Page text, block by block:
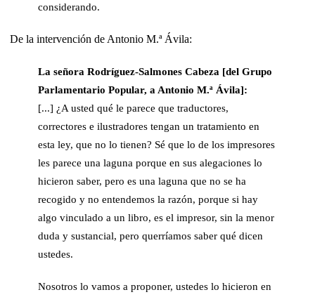
considerando.
De la intervención de Antonio M.ª Ávila:
La señora Rodríguez-Salmones Cabeza [del Grupo
Parlamentario Popular, a Antonio M.ª Ávila]:
[...] ¿A usted qué le parece que traductores,
correctores e ilustradores tengan un tratamiento en
esta ley, que no lo tienen? Sé que lo de los impresores
les parece una laguna porque en sus alegaciones lo
hicieron saber, pero es una laguna que no se ha
recogido y no entendemos la razón, porque si hay
algo vinculado a un libro, es el impresor, sin la menor
duda y sustancial, pero querríamos saber qué dicen
ustedes.
Nosotros lo vamos a proponer, ustedes lo hicieron en